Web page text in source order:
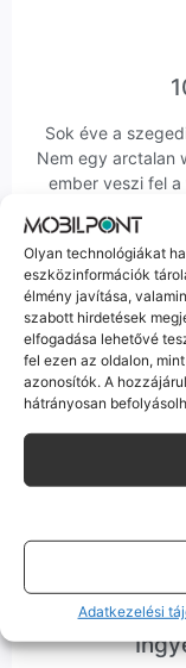
Olyan technológiákat
eszközinformációk
élmény javítása,
szabott hirdetések
elfogadása lehetővé
fel ezen az oldalon,
azonosítók. A
hátrányosan
Adatkezelési
Sok éve a
Nem egy arctalan
ember veszi fel
Hibázni emberi
Ha ritkán
hanem